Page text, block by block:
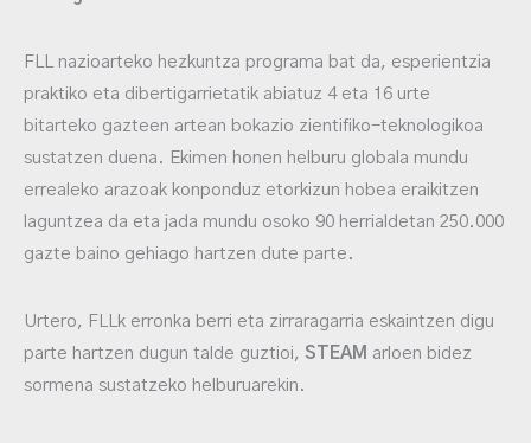
FLL nazioarteko hezkuntza programa bat da, esperientzia
praktiko eta dibertigarrietatik abiatuz 4 eta 16 urte
bitarteko gazteen artean bokazio zientifiko-teknologikoa
sustatzen duena. Ekimen honen helburu globala mundu
errealeko arazoak konponduz etorkizun hobea eraikitzen
laguntzea da eta jada mundu osoko 90 herrialdetan 250.000
gazte baino gehiago hartzen dute parte.
Urtero, FLLk erronka berri eta zirraragarria eskaintzen digu
parte hartzen dugun talde guztioi, STEAM arloen bidez
sormena sustatzeko helburuarekin.